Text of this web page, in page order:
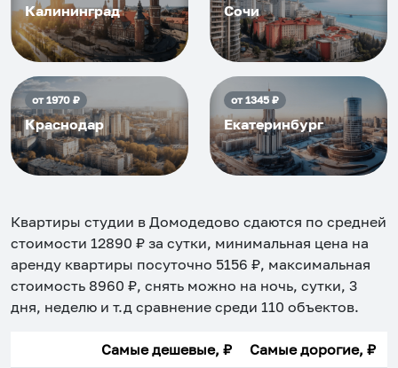
Калининград Сочи
от1970₽
Краснодар
от1345₽
Екатеринбург
Квартиры студии в Домодедово сдаются по средней
стоимости 12890 ₽ за сутки, минимальная цена на
аренду квартиры посуточно 5156 ₽, максимальная
стоимость 8960 ₽, снять можно на ночь, сутки, 3
дня, неделю и т.д сравнение среди 110 объектов.
Самые дешевые, ₽ Самые дорогие, ₽